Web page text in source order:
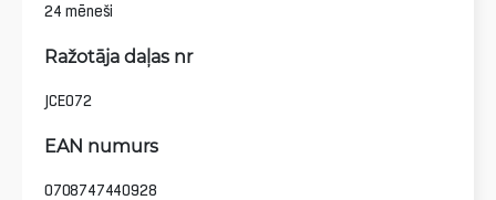
24 mēneši
Ražotāja daļas nr
JCE072
EAN numurs
0708747440928